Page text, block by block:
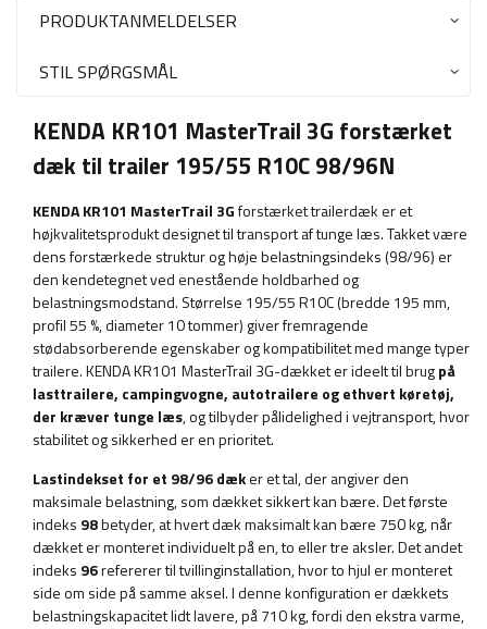
PRODUKTANMELDELSER
STIL SPØRGSMÅL
KENDA KR101 MasterTrail 3G forstærket
dæk til trailer 195/55 R10C 98/96N
KENDA KR101 MasterTrail 3Gforstærket trailerdæk er et
højkvalitetsprodukt designet til transport af tunge læs. Takket være
dens forstærkede struktur og høje belastningsindeks (98/96) er
den kendetegnet ved enestående holdbarhed og
belastningsmodstand. Størrelse 195/55 R10C (bredde 195 mm,
profil 55 %, diameter 10 tommer) giver fremragende
stødabsorberende egenskaber og kompatibilitet med mange typer
trailere. KENDA KR101 MasterTrail 3G-dækket er ideelt til brugpå
lasttrailere, campingvogne, autotrailere og ethvert køretøj,
der kræver tunge læs, og tilbyder pålidelighed i vejtransport, hvor
stabilitet og sikkerhed er en prioritet.
Lastindekset for et 98/96 dæker et tal, der angiver den
maksimale belastning, som dækket sikkert kan bære. Det første
indeks 98betyder, at hvert dæk maksimalt kan bære 750 kg, når
dækket er monteret individuelt på en, to eller tre aksler. Det andet
indeks 96refererer til tvillinginstallation, hvor to hjul er monteret
side om side på samme aksel. I denne konfiguration er dækkets
belastningskapacitet lidt lavere, på 710 kg, fordi den ekstra varme,